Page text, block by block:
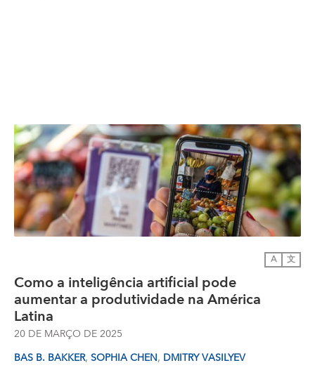
A 文
Como a inteligência artificial pode
aumentar a produtividade na América
Latina
20 DE MARÇO DE 2025
BAS B. BAKKER, SOPHIA CHEN, DMITRY VASILYEV